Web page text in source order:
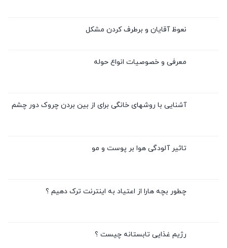
نعوظ آقایان و برطرف کردن مشکل
معرفی و خصوصیات انواع حوله
آشنایی با روشهای خانگی برای از بین بردن چروک دور چشم
تاثیر آلودگی هوا بر پوست و مو
چطور بچه هارا از اعتیاد به اینترنت ترک دهیم ؟
رژیم غذایی تابستانه چیست ؟